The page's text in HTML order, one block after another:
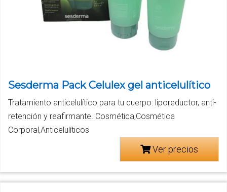
Sesderma Pack Celulex gel anticelulítico
Tratamiento anticelulítico para tu cuerpo: liporeductor, anti-
retención y reafirmante. Cosmética,Cosmética
Corporal,Anticelulíticos
Ver precios